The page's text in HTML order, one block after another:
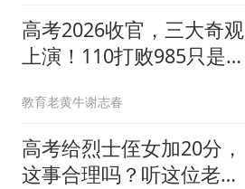
高考2026收官，三大奇观
上演！110打败985只是其
教育老黄牛谢志春
高考给烈士侄女加20分，
这事合理吗？听这位老师